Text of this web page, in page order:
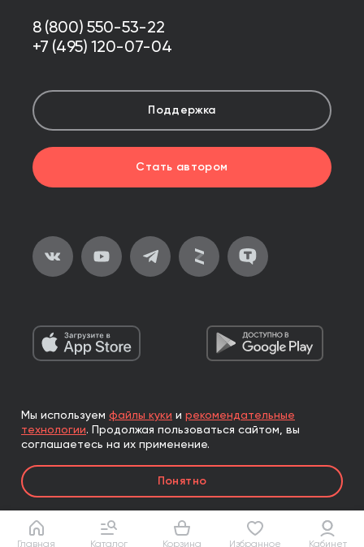
8 (800) 550-53-22
+7 (495) 120-07-04
Поддержка
Стать автором
2026, ООО «Альпина Паблишер»
Все права защищены
Книги реализуются ООО «Альпина Паблишер»
по договору комиссии с ООО «Альпина нон-фикшн»,
по договору комиссии с ООО «Альпина ПРО».
Мы используем файлы куки и рекомендательные
технологии. Продолжая пользоваться сайтом, вы
соглашаетесь на их применение.
Понятно
Главная Каталог Корзина Избранное Кабинет